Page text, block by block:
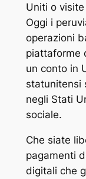
Uniti o
Oggi i
operazioni
piattaforme
un conto in
statunitensi
negli Stati
sociale.
Che siate
pagamenti
digitali che